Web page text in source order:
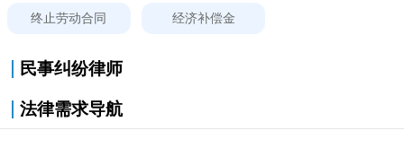
终止劳动合同 经济补偿金
民事纠纷律师
法律需求导航